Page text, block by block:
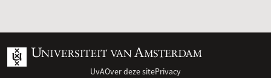
UvAOver deze sitePrivacy